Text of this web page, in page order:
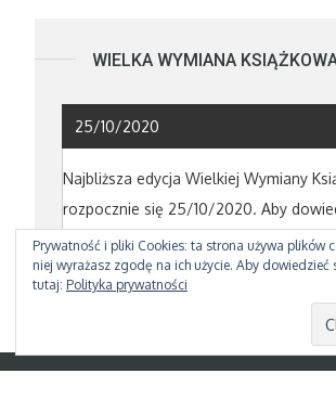
WIELKA WYMIANA
25/10/2020
Najbliższa edycja Wielkiej Wymiany
rozpocznie się 25/10/2020. Aby
powięcej poczytajcie o poprzedniej
Prywatność i pliki Cookies: ta strona używa plików
niej wyrażasz zgodę na ich użycie. Aby dowiedzieć
tutaj: Polityka prywatności